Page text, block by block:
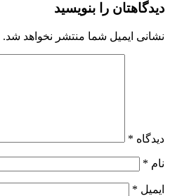
دیدگاهتان را بنویسید
نشانی ایمیل شما منتشر نخواهد شد.
دیدگاه *
نام *
ایمیل *